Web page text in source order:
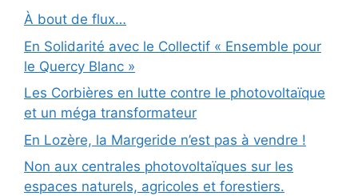
À bout de flux…
En Solidarité avec le Collectif « Ensemble pour
le Quercy Blanc »
Les Corbières en lutte contre le photovoltaïque
et un méga transformateur
En Lozère, la Margeride n’est pas à vendre !
Non aux centrales photovoltaïques sur les
espaces naturels, agricoles et forestiers.